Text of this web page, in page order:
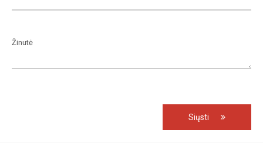
Siųsti